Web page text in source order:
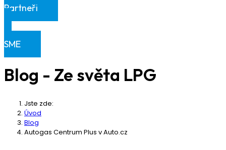
Partneři
Klientská sekce
SME
Blog - Ze světa LPG
Jste zde:
Úvod
Blog
Autogas Centrum Plus v Auto.cz